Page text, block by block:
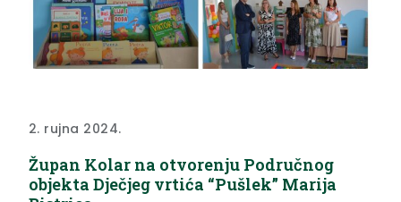
2. rujna 2024.
Župan Kolar na otvorenju Područnog
objekta Dječjeg vrtića “Pušlek” Marija